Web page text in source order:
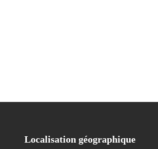
Localisation géographique